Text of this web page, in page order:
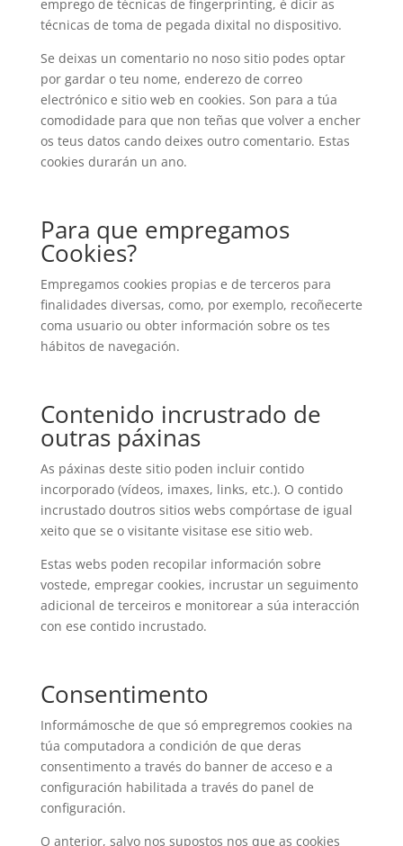
emprego de técnicas de fingerprinting, é dicir as
técnicas de toma de pegada dixital no dispositivo.
Se deixas un comentario no noso sitio podes optar
por gardar o teu nome, enderezo de correo
electrónico e sitio web en cookies. Son para a túa
comodidade para que non teñas que volver a encher
os teus datos cando deixes outro comentario. Estas
cookies durarán un ano.
Para que empregamos
Cookies?
Empregamos cookies propias e de terceros para
finalidades diversas, como, por exemplo, recoñecerte
coma usuario ou obter información sobre os tes
hábitos de navegación.
Contenido incrustrado de
outras páxinas
As páxinas deste sitio poden incluir contido
incorporado (vídeos, imaxes, links, etc.). O contido
incrustado doutros sitios webs compórtase de igual
xeito que se o visitante visitase ese sitio web.
Estas webs poden recopilar información sobre
vostede, empregar cookies, incrustar un seguimento
adicional de terceiros e monitorear a súa interacción
con ese contido incrustado.
Consentimento
Informámosche de que só empregremos cookies na
túa computadora a condición de que deras
consentimento a través do banner de acceso e a
configuración habilitada a través do panel de
configuración.
O anterior, salvo nos supostos nos que as cookies